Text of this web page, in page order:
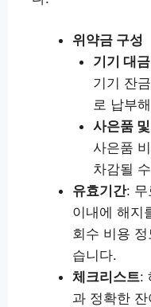
위약금 구성
기기 대금
기기 잔
로 납부
사은품
사은품
차감될
유효기간: 무
이내에 해지
회수 비용
습니다.
체크리스트:
과 정확한